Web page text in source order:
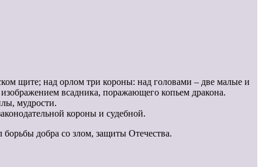
щите; над орлом три короны: над головами – две малые и
всадника, поражающего копьем дракона.
мудрости.
короны и судебной.
добра со злом, защиты Отечества.